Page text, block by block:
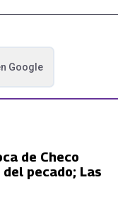
Google
de Checo
pecado; Las